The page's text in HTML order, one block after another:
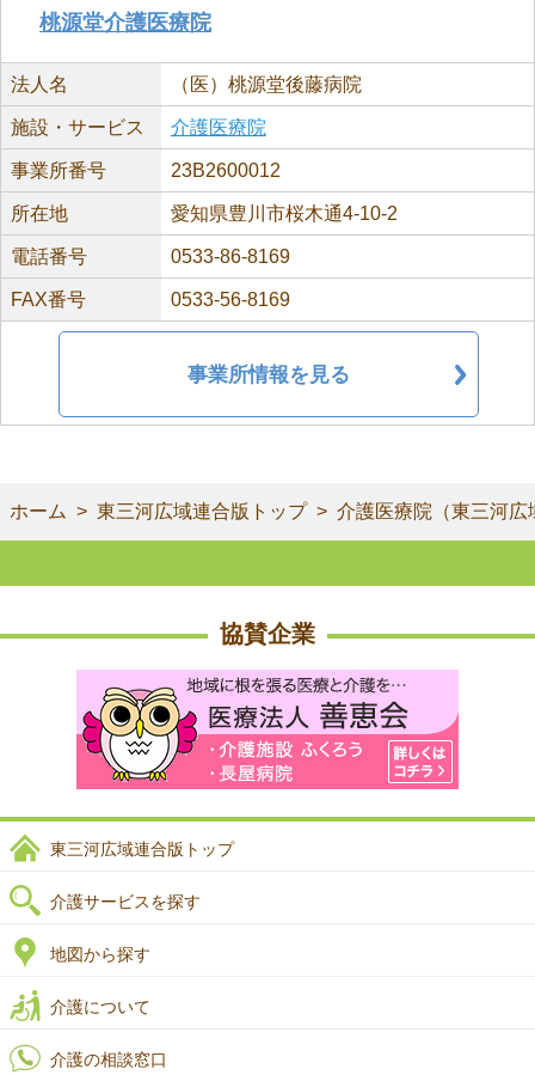
桃源堂介護医療院
法人名 （医）桃源堂後藤病院
施設・サービス 介護医療院
事業所番号 23B2600012
所在地 愛知県豊川市桜木通4-10-2
電話番号 0533-86-8169
FAX番号 0533-56-8169
事業所情報を見る
ホーム 東三河広域連合版トップ 介護医療院（東三河広
協賛企業
東三河広域連合版トップ
介護サービスを探す
地図から探す
介護について
介護の相談窓口